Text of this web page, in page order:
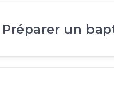
Préparer un